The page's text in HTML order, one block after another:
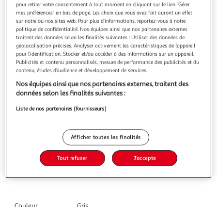
VIDAXL
Sommier a lattes de lit avec matelas Gris clair 80x200
cm Tissu
Utilisez ce lit a sommier pour profiter d'une nuit de
sommeil reparatrice ! Il vous offre une relaxation maximale
et un sommeil agreable. Tissu durable : le tissu presente un
aspect simple et epure, et il est respirant et durable.Tete de
lit pratique : la tete de lit est reglable en hauteur selon vo
En savoir +
Vous voulez connaître le prix de ce produit ?
Afficher le prix
pour retirer votre consentement à tout moment en cliquant sur le lien "Gérer
mes préférences" en bas de page. Les choix que vous avez fait auront un effet
sur notre ou nos sites web. Pour plus d’informations, reportez-vous à notre
politique de confidentialité. Nos équipes ainsi que nos partenaires externes
traitent des données selon les finalités suivantes : Utiliser des données de
géolocalisation précises. Analyser activement les caractéristiques de l’appareil
pour l’identification. Stocker et/ou accéder à des informations sur un appareil.
Publicités et contenu personnalisés, mesure de performance des publicités et du
contenu, études d’audience et développement de services.
Nos équipes ainsi que nos partenaires externes, traitent des
données selon les finalités suivantes :
Liste de nos partenaires (fournisseurs)
Afficher toutes les finalités
Tout refuser J'accepte